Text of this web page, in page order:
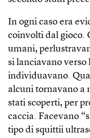
In ogni caso era
coinvolti dal gioco.
umani,
si lanciavano verso
individuavano.
alcuni tornavano a
stati scoperti, per
caccia. Facevano
tipo di squittii